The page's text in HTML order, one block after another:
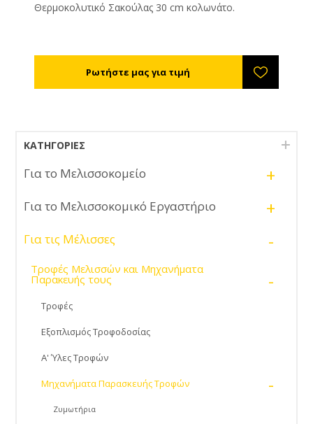
Θερμοκολυτικό Σακούλας 30 cm κολωνάτο.
ΚΑΤΗΓΟΡΊΕΣ
Για το Μελισσοκομείο +
Για το Μελισσοκομικό Εργαστήριο +
Για τις Μέλισσες -
Τροφές Μελισσών και Μηχανήματα
Παρακευής τους -
Τροφές
Εξοπλισμός Τροφοδοσίας
Α' Ύλες Τροφών
Μηχανήματα Παρασκευής Τροφών -
Ζυμωτήρια